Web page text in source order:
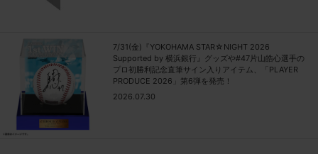
7/31(金)『YOKOHAMA STAR☆NIGHT 2026
Supported by 横浜銀行』グッズや#47片山皓心選手の
プロ初勝利記念直筆サイン入りアイテム、「PLAYER
PRODUCE 2026」第6弾を発売！
2026.07.30